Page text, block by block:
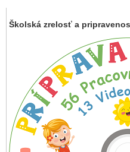
Školská zrelosť a